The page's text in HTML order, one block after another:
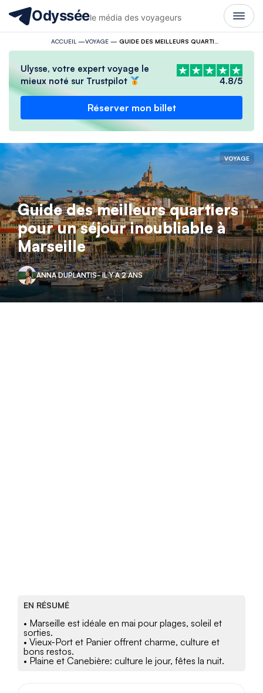
Odysséele média des voyageurs
ACCUEIL —VOYAGE—
Ulysse, votre expert voyage le
mieux noté sur Trustpilot
4.8/5
Réserver mon billet
VOYAGE
Guide des meilleurs quartiers
pour un séjour inoubliable à
Marseille
ANNA DUPLANTIS- IL Y A 2 ANS
EN RÉSUMÉ
• Marseille est idéale en mai pour plages, soleil et
sorties.
• Vieux-Port et Panier offrent charme, culture et
bons restos.
• Plaine et Canebière: culture le jour, fêtes la nuit.